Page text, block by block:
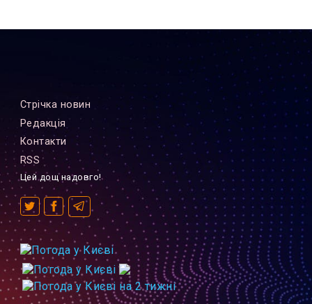
Стрiчка новин
Редакцiя
Контакти
RSS
Цей дощ надовго!